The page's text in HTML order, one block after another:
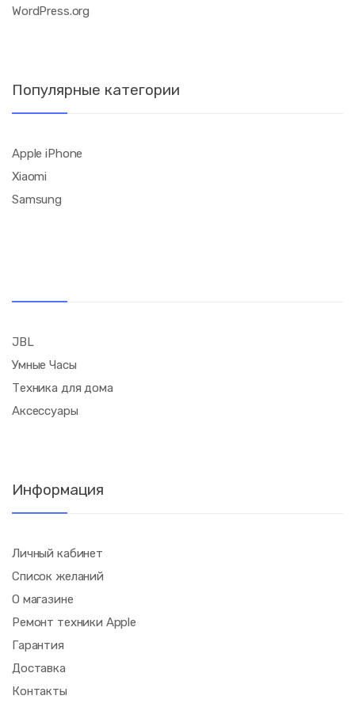
WordPress.org
Популярные категории
Apple iPhone
Xiaomi
Samsung
JBL
Умные Часы
Техника для дома
Аксессуары
Информация
Личный кабинет
Список желаний
О магазине
Ремонт техники Apple
Гарантия
Доставка
Контакты